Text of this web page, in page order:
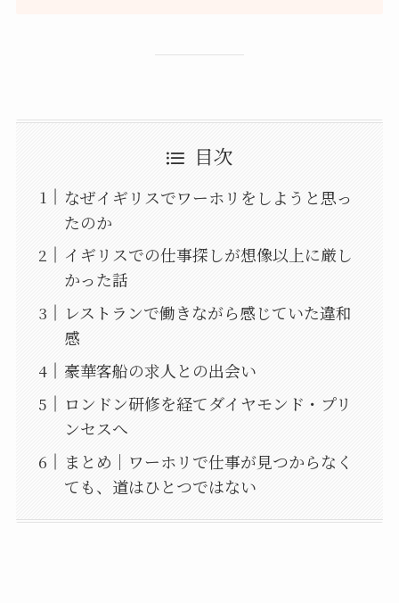
目次
なぜイギリスでワーホリをしようと思っ
たのか
イギリスでの仕事探しが想像以上に厳し
かった話
レストランで働きながら感じていた違和
感
豪華客船の求人との出会い
ロンドン研修を経てダイヤモンド・プリ
ンセスへ
まとめ｜ワーホリで仕事が見つからなく
ても、道はひとつではない